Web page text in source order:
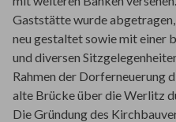
Gaststätte wurde
neu gestaltet sowie mit einer
und diversen
Rahmen der Dorferneuerung
alte Brücke über die Werlitz
Die Gründung des